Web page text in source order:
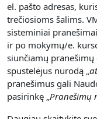
el. pašto adresas,
trečiosioms šalims.
sisteminiai
ir po mokymų/e.
siunčiamų pranešimų
spustelėjus nurodą „
pranešimus gali
pasirinkę „Pranešimų